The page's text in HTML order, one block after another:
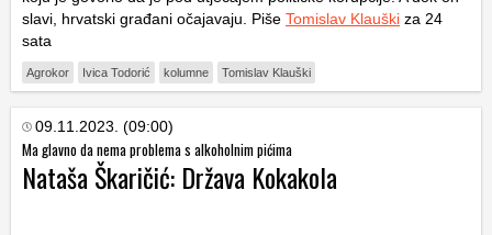
slavi, hrvatski građani očajavaju. Piše Tomislav Klauški za 24
sata
Agrokor Ivica Todorić kolumne Tomislav Klauški
09.11.2023. (09:00)
Ma glavno da nema problema s alkoholnim pićima
Nataša Škaričić: Država Kokakola